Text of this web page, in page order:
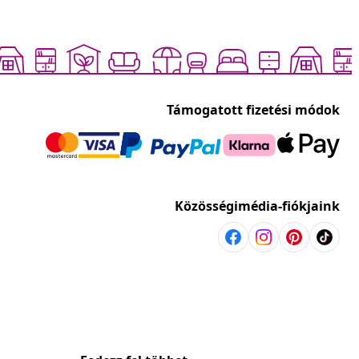
Támogatott fizetési módok
Közösségimédia-fiókjaink